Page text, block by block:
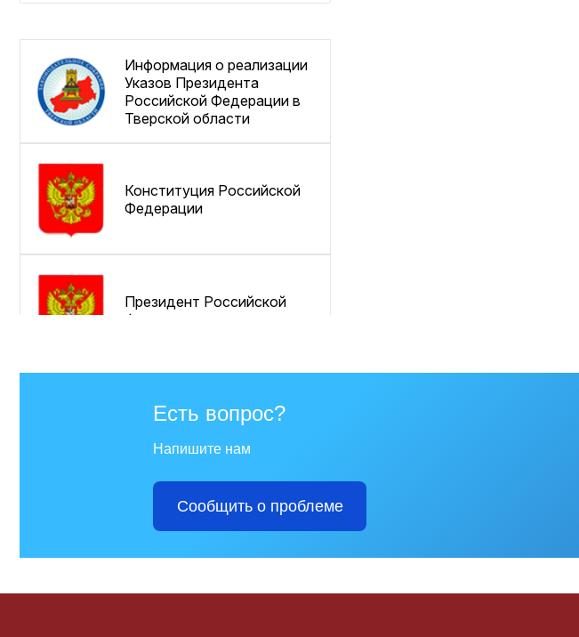
Информация о реализации
Указов Президента
Российской Федерации в
Тверской области
Конституция Российской
Федерации
Президент Российской
Федерации
Федерального Собрания
Российской Федерации
Государственная Дума
Федерального Собрания
Российской Федерации
Есть вопрос?
Напишите нам
Сообщить о проблеме